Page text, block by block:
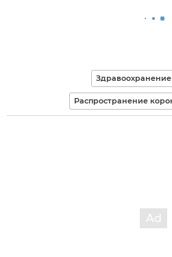
Здравоохранение
Распространение